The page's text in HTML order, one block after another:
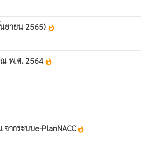
ยายน 2565) whatshot
ณ พ.ศ. 2564 whatshot
ากระบบe-PlanNACCwhatshot